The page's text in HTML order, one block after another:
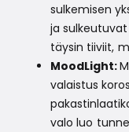
sulkemisen
ja
täysin tiiviit,
MoodLight:
valaistus
valo luo